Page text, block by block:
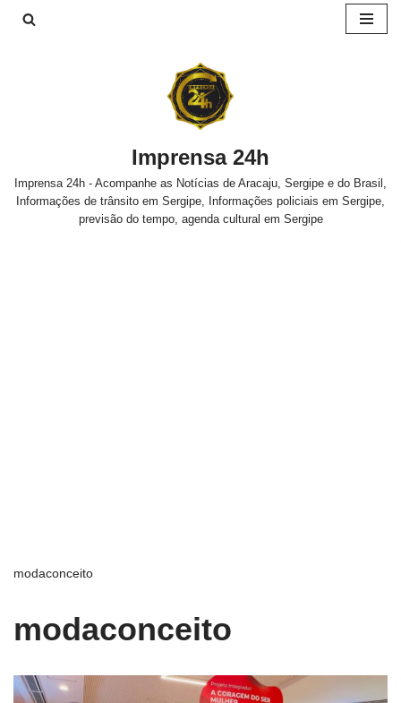
Imprensa 24h
Imprensa 24h - Acompanhe as Notícias de Aracaju, Sergipe e do Brasil,
Informações de trânsito em Sergipe, Informações policiais em Sergipe,
previsão do tempo, agenda cultural em Sergipe
modaconceito
modaconceito